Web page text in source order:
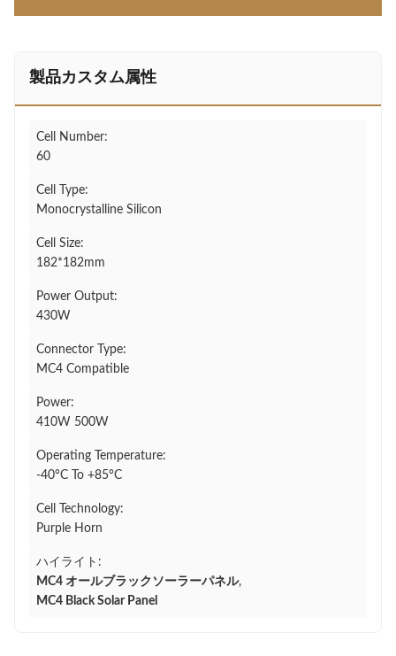
製品カスタム属性
Cell Number:
60
Cell Type:
Monocrystalline Silicon
Cell Size:
182*182mm
Power Output:
430W
Connector Type:
MC4 Compatible
Power:
410W 500W
Operating Temperature:
-40°C To +85°C
Cell Technology:
Purple Horn
ハイライト:
MC4 オールブラックソーラーパネル,
MC4 Black Solar Panel